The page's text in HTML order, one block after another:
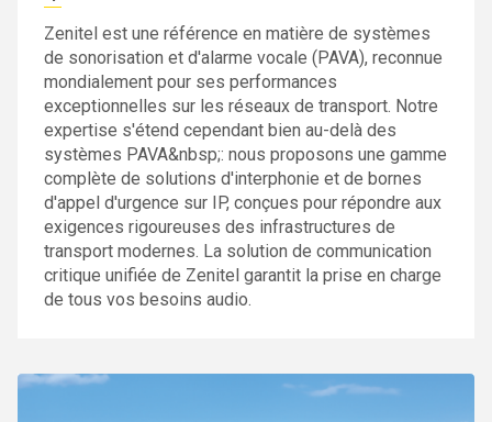
Zenitel est une référence en matière de systèmes
de sonorisation et d'alarme vocale (PAVA), reconnue
mondialement pour ses performances
exceptionnelles sur les réseaux de transport. Notre
expertise s'étend cependant bien au-delà des
systèmes PAVA&nbsp;: nous proposons une gamme
complète de solutions d'interphonie et de bornes
d'appel d'urgence sur IP, conçues pour répondre aux
exigences rigoureuses des infrastructures de
transport modernes. La solution de communication
critique unifiée de Zenitel garantit la prise en charge
de tous vos besoins audio.